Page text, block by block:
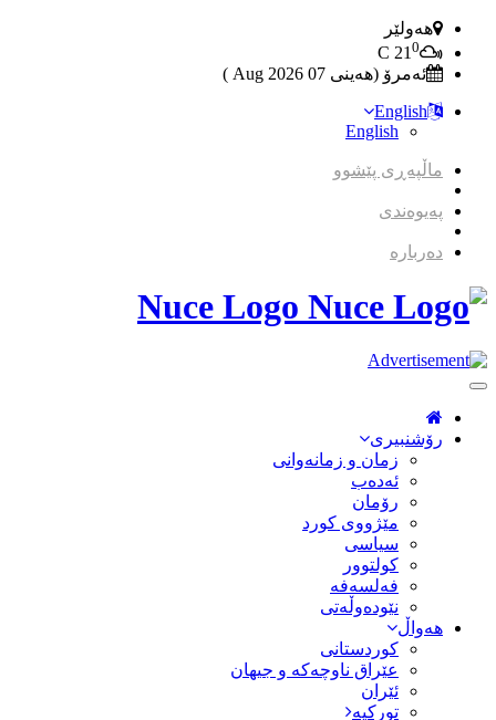
هەولێر
21 0
ئەمرۆ (هەینی 07 2026 Aug )
English
English
ماڵپەڕی پێشوو
پەیوەندی
دەربارە
Nuce Logo
Toggle
Navigation
رۆشنبیری
زمان و زمانه‌وانی
ئەدەب
رۆمان
مێژووى کورد
سیاسى
کولتوور
فەلسەفە
نێودەوڵەتی
هەواڵ
کوردستانی
عێراق ناوچەکە و جیهان
ئێران
تورکیە